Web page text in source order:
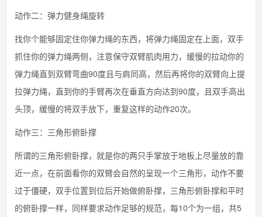
动作二：弹力健身绳旋转
找你个能够固定住你弹力绳的东西，将弹力绳固定在上面，双手
抓住你的弹力绳两侧，注意保守双臂肌肉用力，缓慢的拉动你的
弹力绳直到双臂弯曲90度且与肩同高，然后再将你的双臂向上提
拉弹力绳，直到你的手臂再次在垂直方向达到90度，且双手高出
头顶，缓慢的将双手放下，重复这样的动作20次。
动作三：三角形俯卧撑
所谓的三角形俯卧撑，就是你的两只手掌放于地板上尽量放的靠
近一点，在前面看你的双臂会自然的呈现一个三角形，动作不要
过于僵硬，双手位置到位后开始做俯卧撑，三角形俯卧撑和平时
的俯卧撑一样，同样要求动作足够的规范，每10个为一组，共5